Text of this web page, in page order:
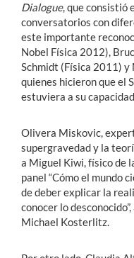
Dialogue, que consistió
conversatorios con
este importante
Nobel Física 2012),
Schmidt (Física 2011)
quienes hicieron que el
estuviera a su
Olivera Miskovic,
supergravedad y la
a Miguel Kiwi, físico de
panel “Cómo el mundo
de deber explicar la
conocer lo
Michael Kosterlitz.